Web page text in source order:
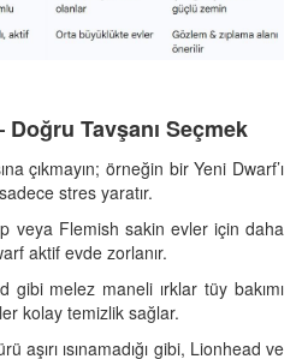
Tavşanı Seçmek
çıkmayın; örneğin bir Yeni Dwarf’ı
stres yaratır.
veya Flemish sakin evler için daha
aktif evde zorlanır.
gibi melez maneli ırklar tüy bakımı
kolay temizlik sağlar.
aşırı ısınamadığı gibi, Lionhead ve